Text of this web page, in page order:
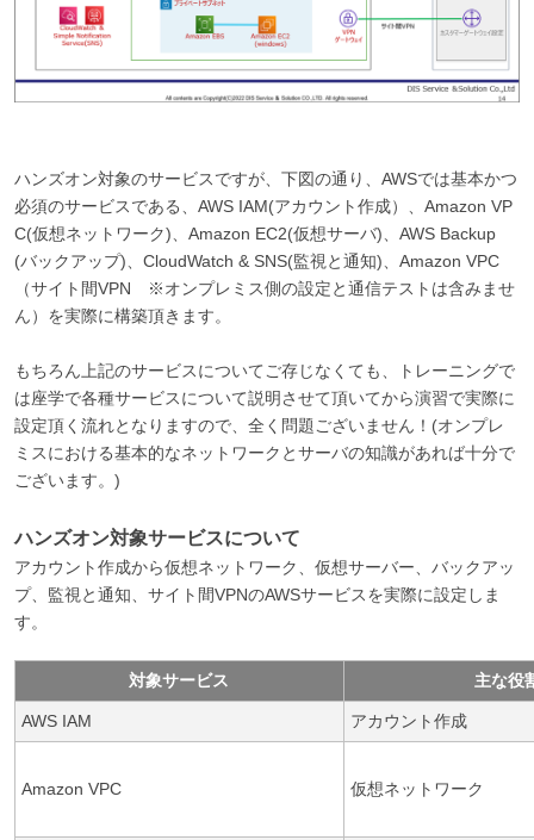
ハンズオン対象のサービスですが、下図の通り、AWSでは基本かつ
必須のサービスである、AWS IAM(アカウント作成）、Amazon VP
C(仮想ネットワーク)、Amazon EC2(仮想サーバ)、AWS Backup
(バックアップ)、CloudWatch & SNS(監視と通知)、Amazon VPC
（サイト間VPN ※オンプレミス側の設定と通信テストは含みませ
ん）を実際に構築頂きます。
もちろん上記のサービスについてご存じなくても、トレーニングで
は座学で各種サービスについて説明させて頂いてから演習で実際に
設定頂く流れとなりますので、全く問題ございません！(オンプレ
ミスにおける基本的なネットワークとサーバの知識があれば十分で
ございます。)
ハンズオン対象サービスについて
アカウント作成から仮想ネットワーク、仮想サーバー、バックアッ
プ、監視と通知、サイト間VPNのAWSサービスを実際に設定しま
す。
対象サービス 主な役
AWS IAM アカウント作成
Amazon VPC 仮想ネットワーク